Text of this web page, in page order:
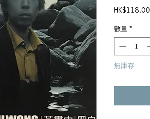
HK$118.00
數量 *
無庫存